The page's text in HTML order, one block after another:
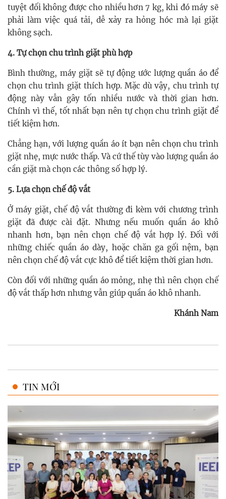
tuyệt đối không được cho nhiều hơn 7 kg, khi đó máy sẽ
phải làm việc quá tải, dễ xảy ra hỏng hóc mà lại giặt
không sạch.
4. Tự chọn chu trình giặt phù hợp
Bình thường, máy giặt sẽ tự động ước lượng quần áo để
chọn chu trình giặt thích hợp. Mặc dù vậy, chu trình tự
động này vẫn gây tốn nhiều nước và thời gian hơn.
Chính vì thế, tốt nhất bạn nên tự chọn chu trình giặt để
tiết kiệm hơn.
Chẳng hạn, với lượng quần áo ít bạn nên chọn chu trình
giặt nhẹ, mực nước thấp. Và cứ thế tùy vào lượng quần áo
cần giặt mà chọn các thông số hợp lý.
5. Lựa chọn chế độ vắt
Ở máy giặt, chế độ vắt thường đi kèm với chương trình
giặt đã được cài đặt. Nhưng nếu muốn quần áo khô
nhanh hơn, bạn nên chọn chế độ vắt hợp lý. Đối với
những chiếc quần áo dày, hoặc chăn ga gối nệm, bạn
nên chọn chế độ vắt cực khô để tiết kiệm thời gian hơn.
Còn đối với những quần áo mỏng, nhẹ thì nên chọn chế
độ vắt thấp hơn nhưng vẫn giúp quần áo khô nhanh.
Khánh Nam
TIN MỚI